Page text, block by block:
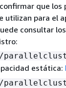
que los
utilizan para el
consultar
estática: